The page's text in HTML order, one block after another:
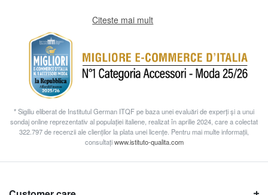
Citeste mai mult
* Sigiliu eliberat de Institutul German ITQF pe baza unei evaluări de experți și a unui
sondaj online reprezentativ al populației italiene, realizat în aprilie 2024, care a colectat
322.797 de recenzii ale clienților la plata unei licențe. Pentru mai multe informații,
consultațiwww.istituto-qualita.com